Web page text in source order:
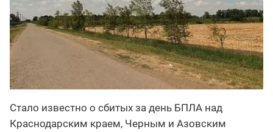
Стало известно о сбитых за день БПЛА над
Краснодарским краем, Черным и Азовским